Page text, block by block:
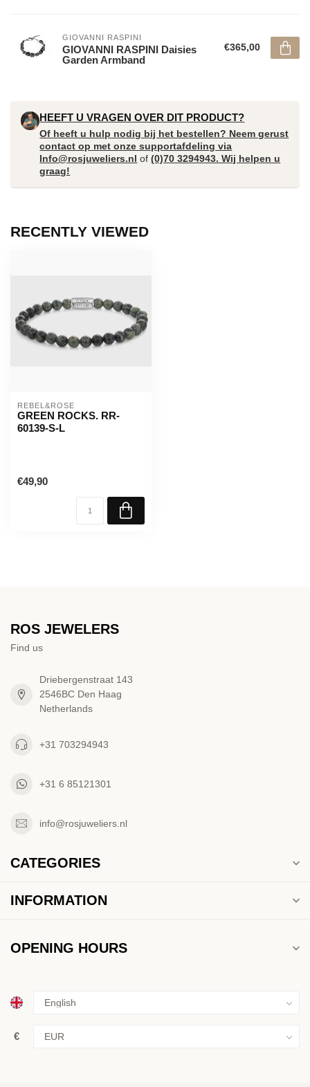
GIOVANNI RASPINI
GIOVANNI RASPINI Daisies
Garden Armband
€365,00
HEEFT U VRAGEN OVER DIT PRODUCT?
Of heeft u hulp nodig bij het bestellen? Neem gerust
contact op met onze supportafdeling via
Info@rosjuweliers.nl of(0)70 3294943. Wij helpen u
graag!
RECENTLY VIEWED
REBEL&ROSE
GREEN ROCKS. RR-
60139-S-L
€49,90
ROS JEWELERS
Find us
Driebergenstraat 143
2546BC Den Haag
Netherlands
+31 703294943
+31 6 85121301
info@rosjuweliers.nl
CATEGORIES
INFORMATION
OPENING HOURS
€